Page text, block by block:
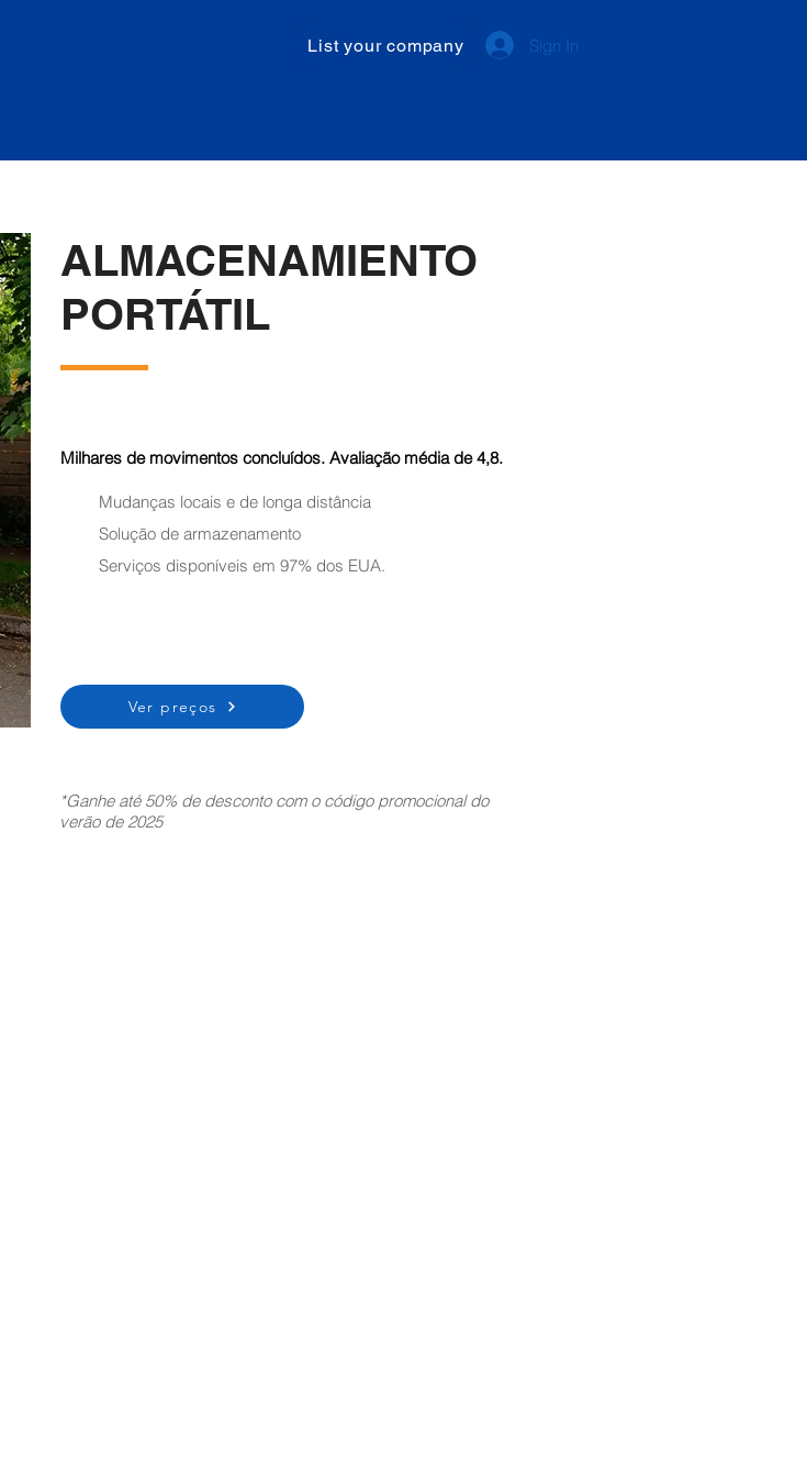
List your company Sign In
ALMACENAMIENTO
PORTÁTIL
Milhares de movimentos concluídos. Avaliação média de 4,8.
Mudanças locais e de longa distância
Solução de armazenamento
Serviços disponíveis em 97% dos EUA.
Ver preços
*Ganhe até 50% de desconto com o código promocional do
verão de 2025